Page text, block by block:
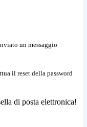
un messaggio
il reset della password
di posta elettronica!